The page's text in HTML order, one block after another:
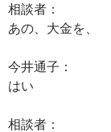
相談者：
あの、大金を、
今井通子：
はい
相談者：